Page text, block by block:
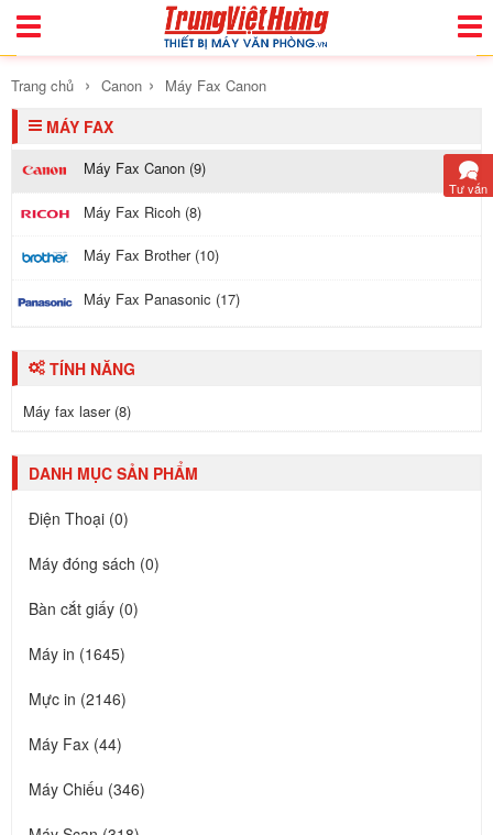
Toggle
Trang chủ › Canon › Máy Fax Canon
MÁY FAX
Máy Fax Canon (9)
Máy Fax Ricoh (8)
Máy Fax Brother (10)
Máy Fax Panasonic (17)
TÍNH NĂNG
Máy fax laser (8)
DANH MỤC SẢN PHẨM
Điện Thoại (0)
Máy đóng sách (0)
Bàn cắt giấy (0)
Máy in (1645)
Mực in (2146)
Máy Fax (44)
Máy Chiếu (346)
Tư vấn